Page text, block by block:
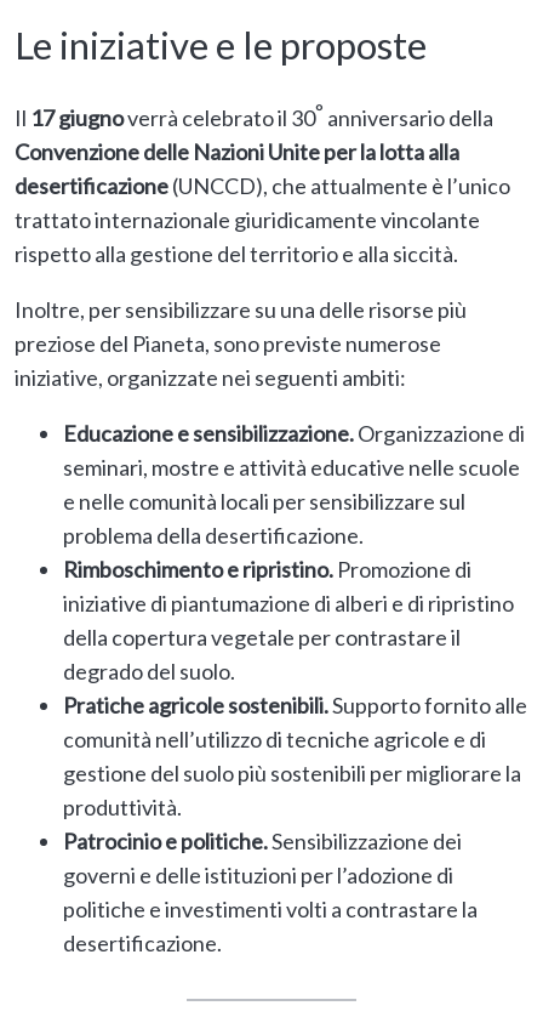
Le iniziative e le proposte
Il 17 giugnoverrà celebrato il 30° anniversario della
Convenzione delle Nazioni Unite per la lotta alla
desertificazione(UNCCD), che attualmente è l’unico
trattato internazionale giuridicamente vincolante
rispetto alla gestione del territorio e alla siccità.
Inoltre, per sensibilizzare su una delle risorse più
preziose del Pianeta, sono previste numerose
iniziative, organizzate nei seguenti ambiti:
Educazione e sensibilizzazione.Organizzazione di
seminari, mostre e attività educative nelle scuole
e nelle comunità locali per sensibilizzare sul
problema della desertificazione.
Rimboschimento e ripristino. Promozione di
iniziative di piantumazione di alberi e di ripristino
della copertura vegetale per contrastare il
degrado del suolo.
Pratiche agricole sostenibili.Supporto fornito alle
comunità nell’utilizzo di tecniche agricole e di
gestione del suolo più sostenibili per migliorare la
produttività.
Patrocinio e politiche.Sensibilizzazione dei
governi e delle istituzioni per l’adozione di
politiche e investimenti volti a contrastare la
desertificazione.